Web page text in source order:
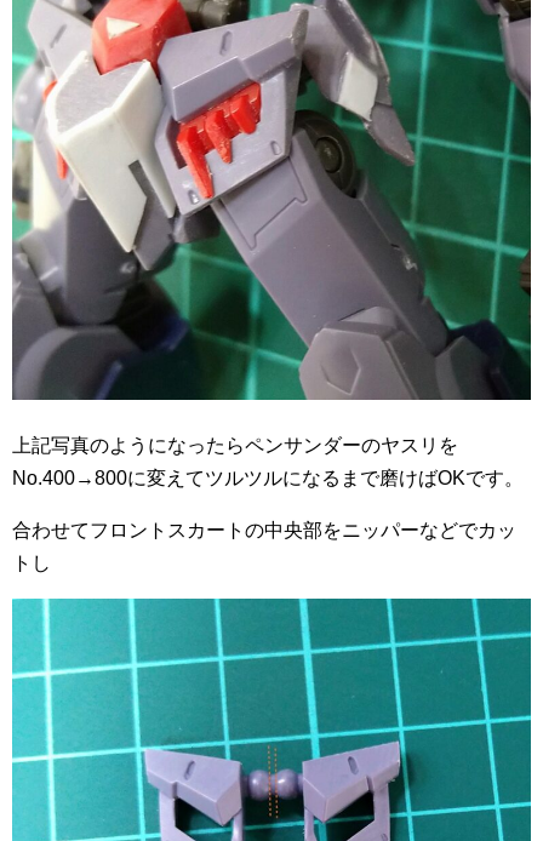
上記写真のようになったらペンサンダーのヤスリを
No.400→800に変えてツルツルになるまで磨けばOKです。
合わせてフロントスカートの中央部をニッパーなどでカッ
トし